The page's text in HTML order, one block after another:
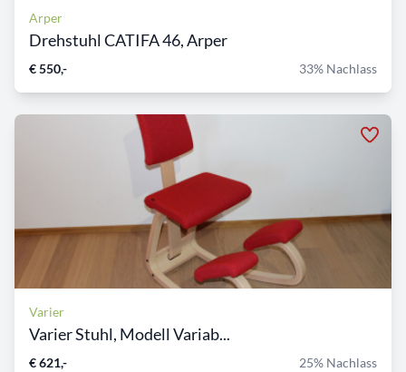
Arper
Drehstuhl CATIFA 46, Arper
€ 550,- 33% Nachlass
Varier
Varier Stuhl, Modell Variab...
€ 621,- 25% Nachlass